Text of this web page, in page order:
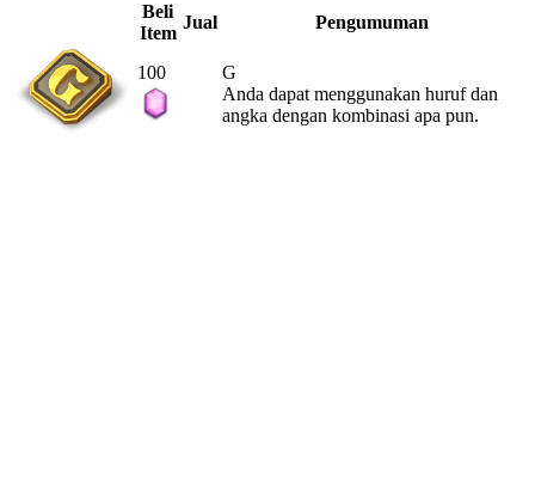
Beli
Item
Jual Pengumuman
100
G
Anda dapat menggunakan huruf dan
angka dengan kombinasi apa pun.